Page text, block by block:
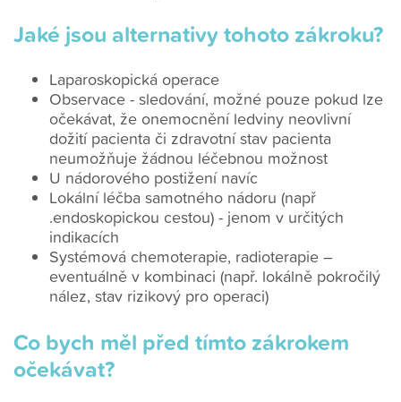
Jaké jsou alternativy tohoto zákroku?
Laparoskopická operace
Observace - sledování, možné pouze pokud lze
očekávat, že onemocnění ledviny neovlivní
dožití pacienta či zdravotní stav pacienta
neumožňuje žádnou léčebnou možnost
U nádorového postižení navíc
Lokální léčba samotného nádoru (např
.endoskopickou cestou) - jenom v určitých
indikacích
Systémová chemoterapie, radioterapie –
eventuálně v kombinaci (např. lokálně pokročilý
nález, stav rizikový pro operaci)
Co bych měl před tímto zákrokem
očekávat?